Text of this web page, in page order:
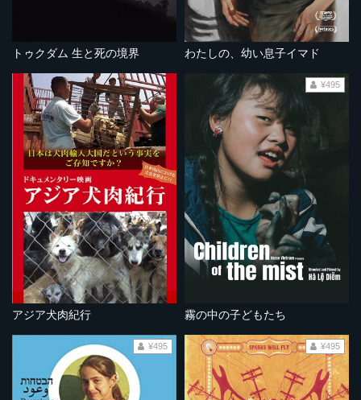
トゥクダム 生と死の境界 わたしの、幼い息子イマド
アジア犬肉紀行 霧の中の子どもたち
¥495
¥495 ¥495